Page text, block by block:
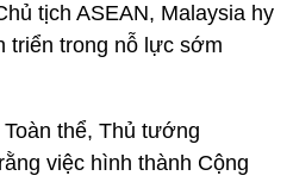
tịch ASEAN, Malaysia hy
triển trong nỗ lực sớm
thể, Thủ tướng
việc hình thành Cộng